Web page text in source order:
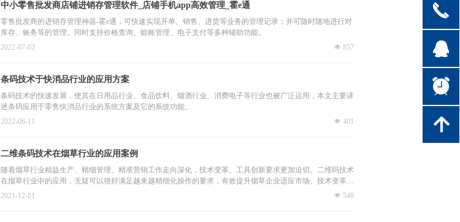
中小零售批发商店铺进销存管理软件_店铺手机app高效管理_霍e通
零售批发商的进销存管理神器-霍e通，可快速实现开单、销售、进货等业务的管理记录；并可随时随地进行对
库存、账务等的管理。同时支持价格查询、赊账管理、电子支付等多种辅助功能。
넶 857
2022-07-02
条码技术于快消品行业的应用方案
条码技术的快速发展，使其在日用品行业、食品饮料、烟酒行业、消费电子等行业也被广泛运用，本文主要讲
述条码应用于零售快消品行业的系统方案及它的系统功能。
넶 401
2022-06-11
二维条码技术在烟草行业的应用案例
随着烟草行业精益生产、精细管理、精准营销工作走向深化，技术变革、工具创新要求更加迫切。二维码技术
在烟草行业中的应用，无疑可以很好满足越来越精细化操作的要求，有效提升烟草企业适应市场、技术变革，
提升服务客户的能力。
넶 548
2021-12-01
끅
뀩
뀥
녕